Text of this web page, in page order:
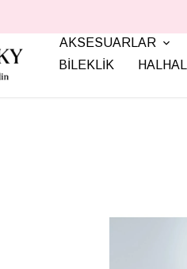
AKSESUARLAR
BİLEKLİK
HALHAL